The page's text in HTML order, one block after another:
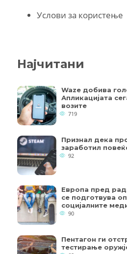
Услови за користење
Најчитани
Waze добива
Апликацијата
возите
719
Признал дека
заработил
92
Европа пред
се подготвува
социјалните
90
Пентагон ги
тестирање